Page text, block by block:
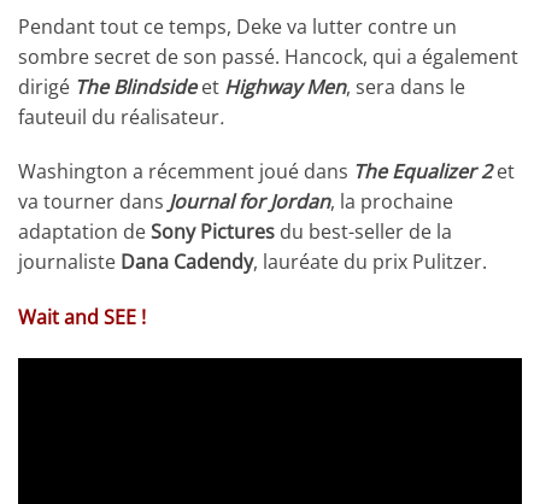
Pendant tout ce temps, Deke va lutter contre un
sombre secret de son passé. Hancock, qui a également
dirigé The Blindside et Highway Men, sera dans le
fauteuil du réalisateur.
Washington a récemment joué dans The Equalizer 2 et
va tourner dans Journal for Jordan, la prochaine
adaptation deSony Pictures du best-seller de la
journaliste Dana Cadendy, lauréate du prix Pulitzer.
Wait and SEE !